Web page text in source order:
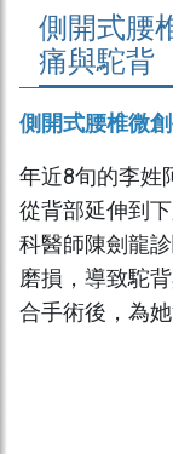
側開式腰
痛與駝背
側開式腰椎微
年近8旬的李姓
從背部延伸到
科醫師陳劍龍
磨損，導致駝
合手術後，為